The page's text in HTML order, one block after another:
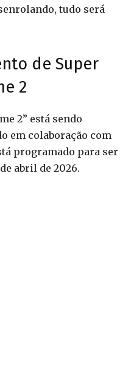
tudo será
de Super
2
2” está sendo
em colaboração com
programado para ser
abril de 2026.